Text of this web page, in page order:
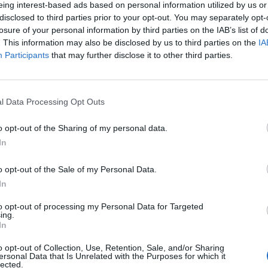
interest-based ads based on personal information utilized by us
to third parties prior to your opt-out. You may separately
of your personal information by third parties on the IAB’s list of
This information may also be disclosed by us to third parties on the
Participants that may further disclose it to other third parties.
Data Processing Opt Outs
opt-out of the Sharing of my personal data.
opt-out of the Sale of my Personal Data.
opt-out of processing my Personal Data for Targeted
opt-out of Collection, Use, Retention, Sale, and/or Sharing
Data that Is Unrelated with the Purposes for which it
sorozatunk keretében minden hónapban arról
állítanának össze egy közepes
Az alábbiakban a Raiffeisen Alapkezelő
áprilisban egy tőkepiaci korrekció, olyan gyorsan el is illant
gyorsan visszakapaszkodva új csúcsokra
az áprilisi emelkedés egy részét. Az ijedtséget...
portfolio.hu hírarchívumához tartozik, melynek olvasása
tartalmazza:
elmúlt 2 év napon belüli